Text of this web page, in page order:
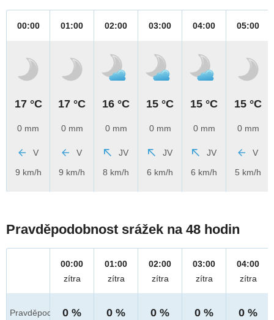
00:00
17 °C
0 mm
V
9 km/h
01:00
17 °C
0 mm
V
9 km/h
02:00
16 °C
0 mm
JV
8 km/h
03:00
15 °C
0 mm
JV
6 km/h
04:00
15 °C
0 mm
JV
6 km/h
05:00
15 °C
0 mm
V
5 km/h
Pravděpodobnost srážek na 48 hodin
Pravděpod.
00:00
zítra
0 %
01:00
zítra
0 %
02:00
zítra
0 %
03:00
zítra
0 %
04:00
zítra
0 %